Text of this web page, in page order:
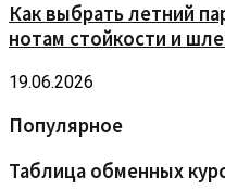
Как выбрать летний
нотам стойкости и
19.06.2026
Популярное
Таблица обменных